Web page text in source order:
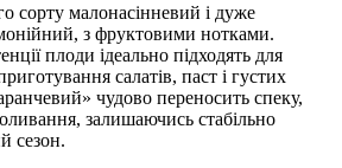
сорту малонасінневий і дуже
з фруктовими нотками.
плоди ідеально підходять для
салатів, паст і густих
чудово переносить спеку,
залишаючись стабільно
сезон.